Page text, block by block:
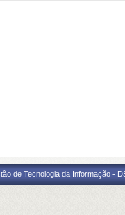
de Tecnologia da Informação -